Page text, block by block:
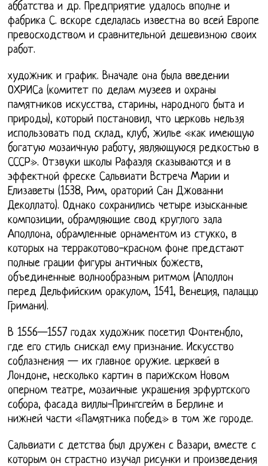
аббатства и др. Предприятие удалось вполне и
фабрика С. вскоре сделалась известна во всей Европе
превосходством и сравнительной дешевизною своих
работ.
художник и график. Вначале она была введении
ОХРИСа (комитет по делам музеев и охраны
памятников искусства, старины, народного быта и
природы), который постановил, что церковь нельзя
использовать под склад, клуб, жилье «как имеющую
богатую мозаичную работу, являющуюся редкостью в
СССР». Отзвуки школы Рафаэля сказываются и в
эффектной фреске Сальвиати Встреча Марии и
Елизаветы (1538, Рим, ораторий Сан Джованни
Деколлато). Однако сохранились четыре изысканные
композиции, обрамляющие свод круглого зала
Аполлона, обрамленные орнаментом из стукко, в
которых на терракотово-красном фоне предстают
полные грации фигуры античных божеств,
объединенные волнообразным ритмом (Аполлон
перед Дельфийским оракулом, 1541, Венеция, палаццо
Гримани).
В 1556—1557 годах художник посетил Фонтенбло,
где его стиль снискал ему признание. Искусство
соблазнения — их главное оружие. церквей в
Лондоне, несколько картин в парижском Новом
оперном театре, мозаичные украшения эрфуртского
собора, фасада виллы-Прингсгейм в Берлине и
нижней части «Памятника побед» в том же городе.
Сальвиати с детства был дружен с Вазари, вместе с
которым он страстно изучал рисунки и произведения